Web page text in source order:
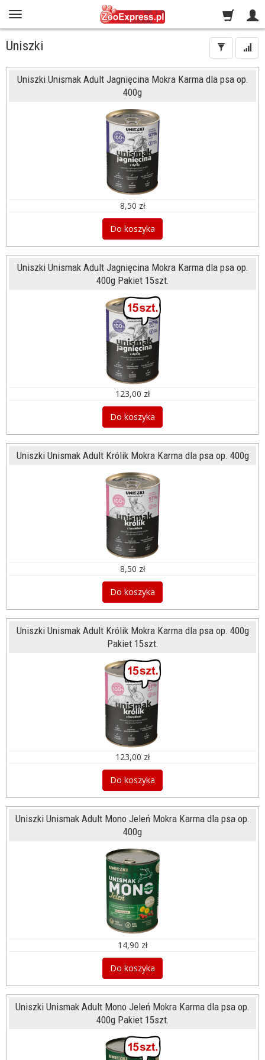
Uniszki
Uniszki Unismak Adult Jagnięcina Mokra Karma dla psa op.
400g
8,50 zł
Do koszyka
Uniszki Unismak Adult Jagnięcina Mokra Karma dla psa op.
400g Pakiet 15szt.
123,00 zł
Do koszyka
Uniszki Unismak Adult Królik Mokra Karma dla psa op. 400g
8,50 zł
Do koszyka
Uniszki Unismak Adult Królik Mokra Karma dla psa op. 400g
Pakiet 15szt.
123,00 zł
Do koszyka
Uniszki Unismak Adult Mono Jeleń Mokra Karma dla psa op.
400g
14,90 zł
Do koszyka
Uniszki Unismak Adult Mono Jeleń Mokra Karma dla psa op.
400g Pakiet 15szt.